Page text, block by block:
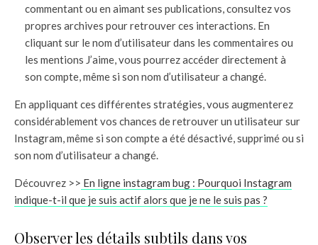
commentant ou en aimant ses publications, consultez vos
propres archives pour retrouver ces interactions. En
cliquant sur le nom d’utilisateur dans les commentaires ou
les mentions J’aime, vous pourrez accéder directement à
son compte, même si son nom d’utilisateur a changé.
En appliquant ces différentes stratégies, vous augmenterez
considérablement vos chances de retrouver un utilisateur sur
Instagram, même si son compte a été désactivé, supprimé ou si
son nom d’utilisateur a changé.
Découvrez >> En ligne instagram bug : Pourquoi Instagram
indique-t-il que je suis actif alors que je ne le suis pas ?
Observer les détails subtils dans vos